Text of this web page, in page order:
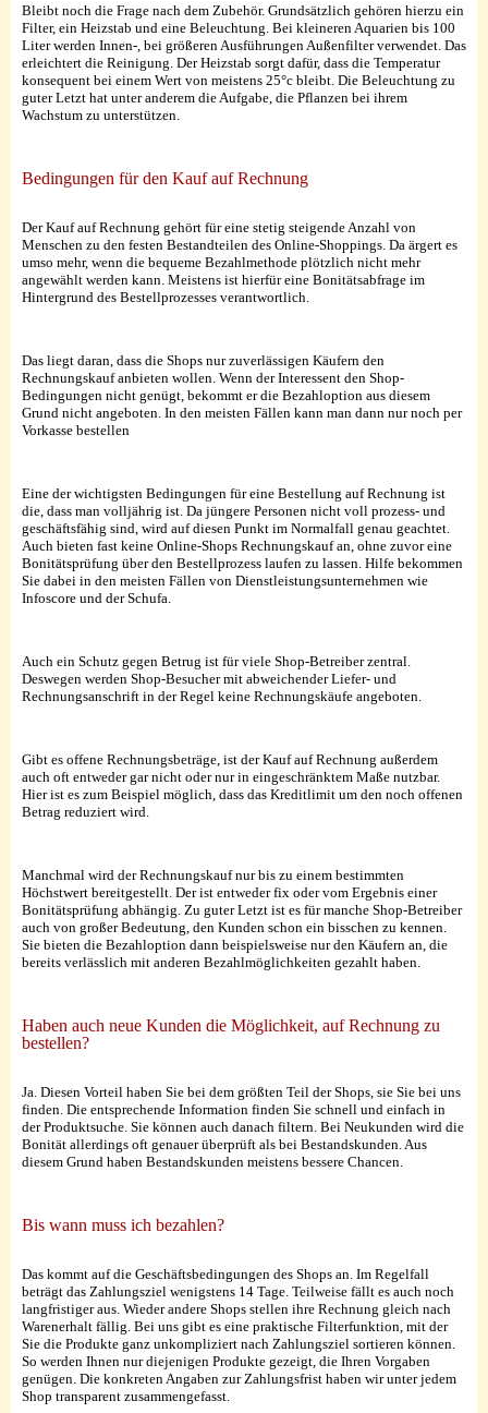
Bleibt noch die Frage nach dem Zubehör. Grundsätzlich gehören hierzu ein
Filter, ein Heizstab und eine Beleuchtung. Bei kleineren Aquarien bis 100
Liter werden Innen-, bei größeren Ausführungen Außenfilter verwendet. Das
erleichtert die Reinigung. Der Heizstab sorgt dafür, dass die Temperatur
konsequent bei einem Wert von meistens 25°c bleibt. Die Beleuchtung zu
guter Letzt hat unter anderem die Aufgabe, die Pflanzen bei ihrem
Wachstum zu unterstützen.
Bedingungen für den Kauf auf Rechnung
Der Kauf auf Rechnung gehört für eine stetig steigende Anzahl von
Menschen zu den festen Bestandteilen des Online-Shoppings. Da ärgert es
umso mehr, wenn die bequeme Bezahlmethode plötzlich nicht mehr
angewählt werden kann. Meistens ist hierfür eine Bonitätsabfrage im
Hintergrund des Bestellprozesses verantwortlich.
Das liegt daran, dass die Shops nur zuverlässigen Käufern den
Rechnungskauf anbieten wollen. Wenn der Interessent den Shop-
Bedingungen nicht genügt, bekommt er die Bezahloption aus diesem
Grund nicht angeboten. In den meisten Fällen kann man dann nur noch per
Vorkasse bestellen
Eine der wichtigsten Bedingungen für eine Bestellung auf Rechnung ist
die, dass man volljährig ist. Da jüngere Personen nicht voll prozess- und
geschäftsfähig sind, wird auf diesen Punkt im Normalfall genau geachtet.
Auch bieten fast keine Online-Shops Rechnungskauf an, ohne zuvor eine
Bonitätsprüfung über den Bestellprozess laufen zu lassen. Hilfe bekommen
Sie dabei in den meisten Fällen von Dienstleistungsunternehmen wie
Infoscore und der Schufa.
Auch ein Schutz gegen Betrug ist für viele Shop-Betreiber zentral.
Deswegen werden Shop-Besucher mit abweichender Liefer- und
Rechnungsanschrift in der Regel keine Rechnungskäufe angeboten.
Gibt es offene Rechnungsbeträge, ist der Kauf auf Rechnung außerdem
auch oft entweder gar nicht oder nur in eingeschränktem Maße nutzbar.
Hier ist es zum Beispiel möglich, dass das Kreditlimit um den noch offenen
Betrag reduziert wird.
Manchmal wird der Rechnungskauf nur bis zu einem bestimmten
Höchstwert bereitgestellt. Der ist entweder fix oder vom Ergebnis einer
Bonitätsprüfung abhängig. Zu guter Letzt ist es für manche Shop-Betreiber
auch von großer Bedeutung, den Kunden schon ein bisschen zu kennen.
Sie bieten die Bezahloption dann beispielsweise nur den Käufern an, die
bereits verlässlich mit anderen Bezahlmöglichkeiten gezahlt haben.
Haben auch neue Kunden die Möglichkeit, auf Rechnung zu
bestellen?
Ja. Diesen Vorteil haben Sie bei dem größten Teil der Shops, sie Sie bei uns
finden. Die entsprechende Information finden Sie schnell und einfach in
der Produktsuche. Sie können auch danach filtern. Bei Neukunden wird die
Bonität allerdings oft genauer überprüft als bei Bestandskunden. Aus
diesem Grund haben Bestandskunden meistens bessere Chancen.
Bis wann muss ich bezahlen?
Das kommt auf die Geschäftsbedingungen des Shops an. Im Regelfall
beträgt das Zahlungsziel wenigstens 14 Tage. Teilweise fällt es auch noch
langfristiger aus. Wieder andere Shops stellen ihre Rechnung gleich nach
Warenerhalt fällig. Bei uns gibt es eine praktische Filterfunktion, mit der
Sie die Produkte ganz unkompliziert nach Zahlungsziel sortieren können.
So werden Ihnen nur diejenigen Produkte gezeigt, die Ihren Vorgaben
genügen. Die konkreten Angaben zur Zahlungsfrist haben wir unter jedem
Shop transparent zusammengefasst.